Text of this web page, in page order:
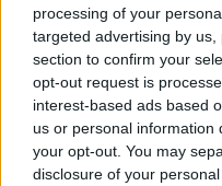
processing of your
targeted advertising by
section to confirm your
opt-out request is
interest-based ads based
us or personal information
your opt-out. You may
disclosure of your